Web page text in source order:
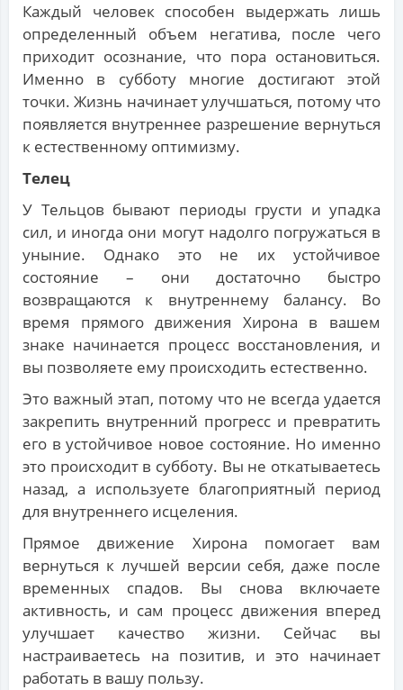
Каждый человек способен выдержать лишь
определенный объем негатива, после чего
приходит осознание, что пора остановиться.
Именно в субботу многие достигают этой
точки. Жизнь начинает улучшаться, потому что
появляется внутреннее разрешение вернуться
к естественному оптимизму.
Телец
У Тельцов бывают периоды грусти и упадка
сил, и иногда они могут надолго погружаться в
уныние. Однако это не их устойчивое
состояние – они достаточно быстро
возвращаются к внутреннему балансу. Во
время прямого движения Хирона в вашем
знаке начинается процесс восстановления, и
вы позволяете ему происходить естественно.
Это важный этап, потому что не всегда удается
закрепить внутренний прогресс и превратить
его в устойчивое новое состояние. Но именно
это происходит в субботу. Вы не откатываетесь
назад, а используете благоприятный период
для внутреннего исцеления.
Прямое движение Хирона помогает вам
вернуться к лучшей версии себя, даже после
временных спадов. Вы снова включаете
активность, и сам процесс движения вперед
улучшает качество жизни. Сейчас вы
настраиваетесь на позитив, и это начинает
работать в вашу пользу.